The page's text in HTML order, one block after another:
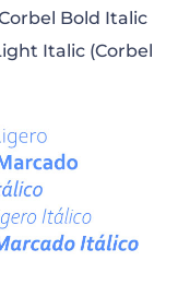
Bold Italic
Italic (Corbel